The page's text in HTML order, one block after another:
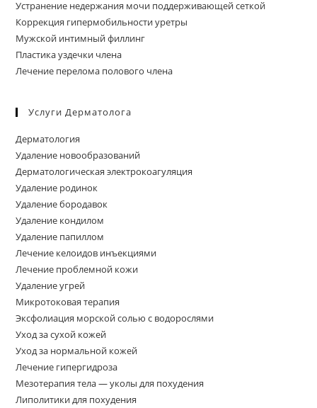
Устранение недержания мочи поддерживающей сеткой
Коррекция гипермобильности уретры
Мужской интимный филлинг
Пластика уздечки члена
Лечение перелома полового члена
Услуги Дерматолога
Дерматология
Удаление новообразований
Дерматологическая электрокоагуляция
Удаление родинок
Удаление бородавок
Удаление кондилом
Удаление папиллом
Лечение келоидов инъекциями
Лечение проблемной кожи
Удаление угрей
Микротоковая терапия
Эксфолиация морской солью с водорослями
Уход за сухой кожей
Уход за нормальной кожей
Лечение гипергидроза
Мезотерапия тела — уколы для похудения
Липолитики для похудения